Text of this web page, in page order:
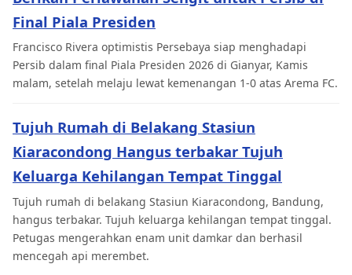
Final Piala Presiden
Francisco Rivera optimistis Persebaya siap menghadapi
Persib dalam final Piala Presiden 2026 di Gianyar, Kamis
malam, setelah melaju lewat kemenangan 1-0 atas Arema FC.
Tujuh Rumah di Belakang Stasiun
Kiaracondong Hangus terbakar Tujuh
Keluarga Kehilangan Tempat Tinggal
Tujuh rumah di belakang Stasiun Kiaracondong, Bandung,
hangus terbakar. Tujuh keluarga kehilangan tempat tinggal.
Petugas mengerahkan enam unit damkar dan berhasil
mencegah api merembet.